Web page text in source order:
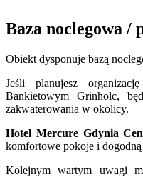
Baza noclegowa /
Obiekt dysponuje bazą
Jeśli planujesz
Bankietowym Grinholc,
zakwaterowania w okolicy.
Hotel Mercure Gdynia
komfortowe pokoje i
Kolejnym wartym uwagi